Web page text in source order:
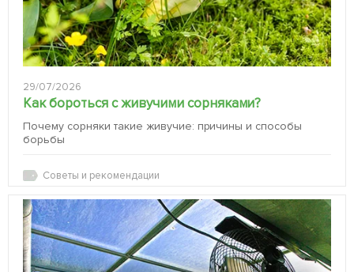
29/07/2026
Как бороться с живучими сорняками?
Почему сорняки такие живучие: причины и способы
борьбы
Советы и рекомендации